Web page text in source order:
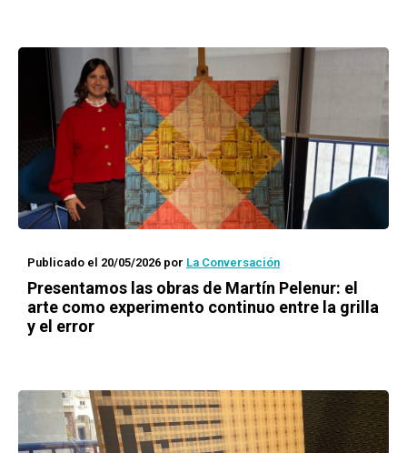
Publicado el 20/05/2026 por La Conversación
Presentamos las obras de Martín Pelenur: el
arte como experimento continuo entre la grilla
y el error